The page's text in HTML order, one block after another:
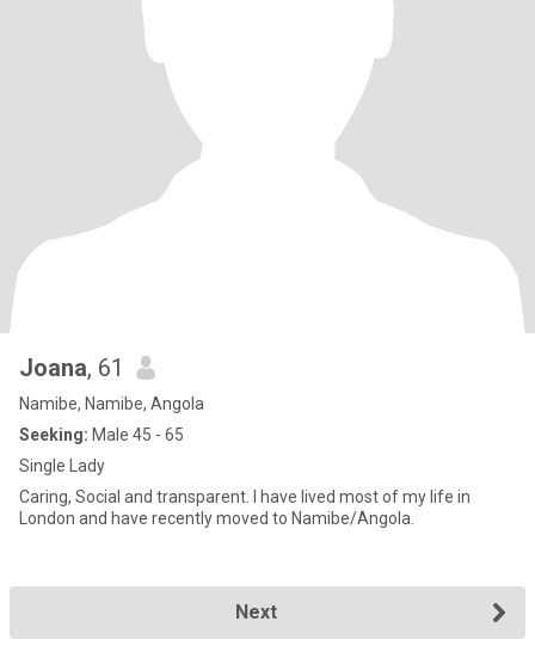
Joana, 61
Namibe, Namibe, Angola
Seeking: Male 45 - 65
Single Lady
Caring, Social and transparent. I have lived most of my life in
London and have recently moved to Namibe/Angola.
Next